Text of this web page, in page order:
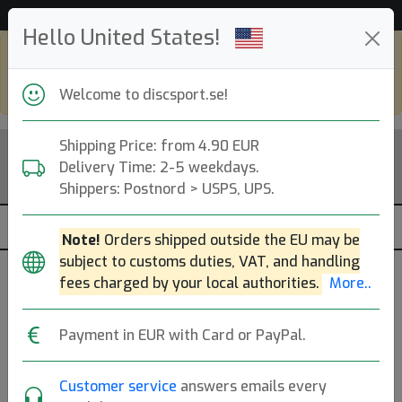
Hello United States!
Welcome to discsport.se!
Shipping Price: from 4.90 EUR
Delivery Time: 2-5 weekdays.
Shippers: Postnord > USPS, UPS.
Note! Orders shipped outside the EU may be
subject to customs duties, VAT, and handling
fees charged by your local authorities. More..
Payment in EUR with Card or PayPal.
Customer service answers emails every
go todiscsport.com
Fördelar med konto
Skapa ett konto
på discsport för en smidigare